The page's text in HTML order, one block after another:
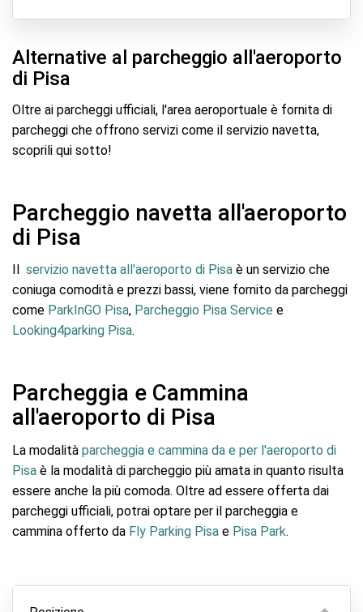
Alternative al parcheggio all'aeroporto
di Pisa
Oltre ai parcheggi ufficiali, l'area aeroportuale è fornita di
parcheggi che offrono servizi come il servizio navetta,
scoprili qui sotto!
Parcheggio navetta all'aeroporto
di Pisa
Il servizio navetta all'aeroporto di Pisa è un servizio che
coniuga comodità e prezzi bassi, viene fornito da parcheggi
come ParkInGO Pisa, Parcheggio Pisa Service e
Looking4parking Pisa.
Parcheggia e Cammina
all'aeroporto di Pisa
La modalità parcheggia e cammina da e per l'aeroporto di
Pisa è la modalità di parcheggio più amata in quanto risulta
essere anche la più comoda. Oltre ad essere offerta dai
parcheggi ufficiali, potrai optare per il parcheggia e
cammina offerto da Fly Parking Pisa e Pisa Park.